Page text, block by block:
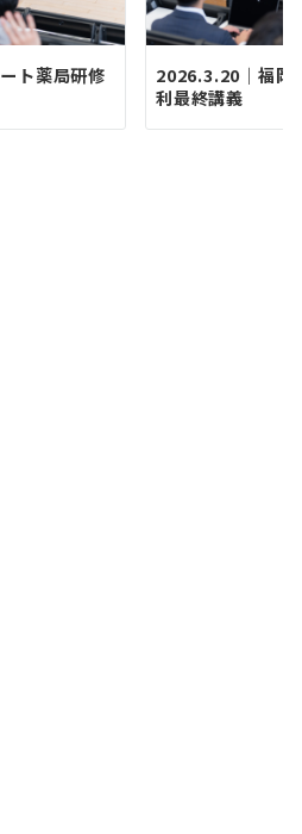
ト薬局研修
2026.3.20｜福岡
利最終講義